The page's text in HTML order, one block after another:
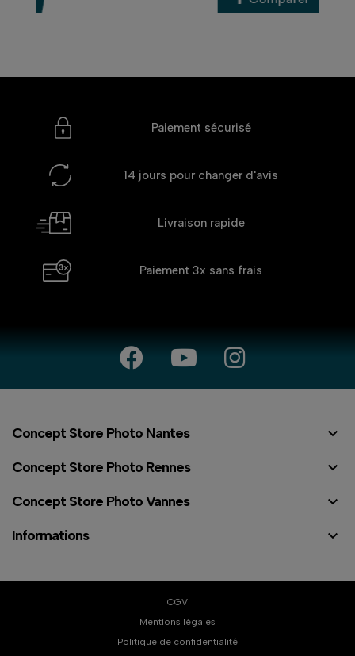
Paiement sécurisé
14 jours pour changer d'avis
Livraison rapide
Paiement 3x sans frais
Concept Store Photo Nantes 
Concept Store Photo Rennes 
Concept Store Photo Vannes 
Informations 
CGV
Mentions légales
Politique de confidentialité